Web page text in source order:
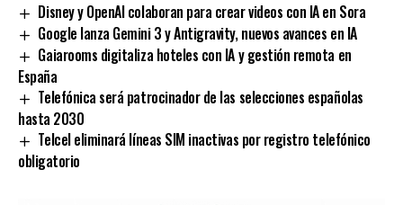
Disney y OpenAI colaboran para crear videos con IA en Sora
Google lanza Gemini 3 y Antigravity, nuevos avances en IA
Gaiarooms digitaliza hoteles con IA y gestión remota en
España
Telefónica será patrocinador de las selecciones españolas
hasta 2030
Telcel eliminará líneas SIM inactivas por registro telefónico
obligatorio